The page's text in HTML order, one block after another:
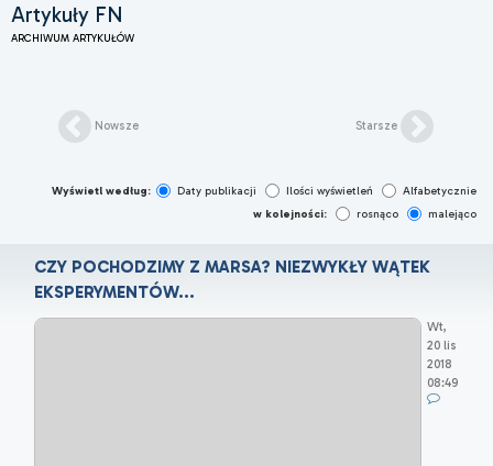
Artykuły FN
ARCHIWUM ARTYKUŁÓW
Nowsze Starsze
Wyświetl według: Daty publikacji Ilości wyświetleń
Alfabetycznie
w kolejności:
rosnąco malejąco
CZY POCHODZIMY Z MARSA? NIEZWYKŁY WĄTEK
EKSPERYMENTÓW...
Wt,
20 lis
2018
08:49